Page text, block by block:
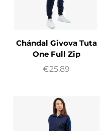
Chándal Givova Tuta
One Full Zip
€25.89